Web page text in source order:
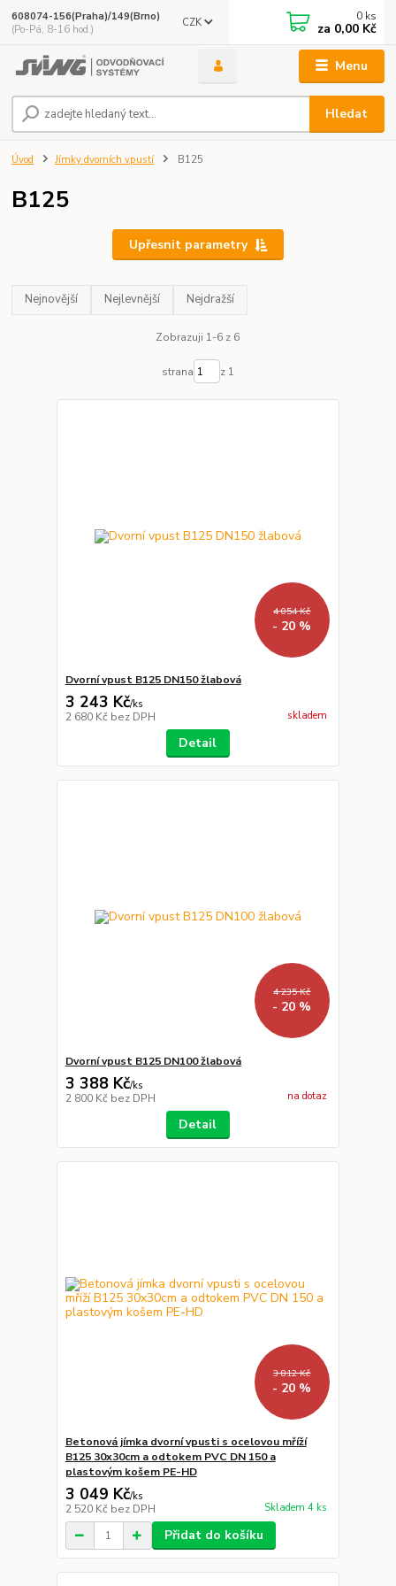
Menu
CZK
Hledat
608074-156(Praha)/149(Brno)
(Po-Pá, 8-16 hod.)
0 ks
za 0,00 Kč
Úvod Jímky dvorních vpustí B125
B125
Upřesnit parametry
Nejnovější Nejlevnější Nejdražší
Zobrazuji 1-6 z 6
strana z 1
4 054 Kč
- 20 %
Dvorní vpust B125 DN150 žlabová
3 243 Kč/ks
2 680 Kč bez DPH skladem
Detail
4 235 Kč
- 20 %
Dvorní vpust B125 DN100 žlabová
3 388 Kč/ks
2 800 Kč bez DPH na dotaz
Detail
3 812 Kč
- 20 %
Betonová jímka dvorní vpusti s ocelovou mříží
B125 30x30cm a odtokem PVC DN 150 a
plastovým košem PE-HD
3 049 Kč/ks
2 520 Kč bez DPH Skladem 4 ks
Přidat do košíku